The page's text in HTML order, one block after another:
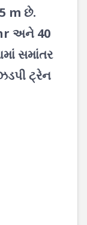
m છે.
અને 40
સમાંતર
ટ્રેન